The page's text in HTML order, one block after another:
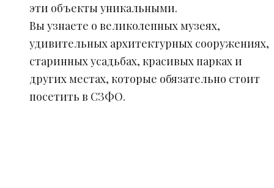
эти объекты уникальными.
Вы узнаете о великолепных музеях,
удивительных архитектурных сооружениях,
старинных усадьбах, красивых парках и
других местах, которые обязательно стоит
посетить в СЗФО.